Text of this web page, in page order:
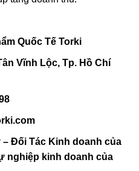
Quốc Tế Torki
Vĩnh Lộc, Tp. Hồ Chí
Đối Tác Kinh doanh của
nghiệp kinh doanh của